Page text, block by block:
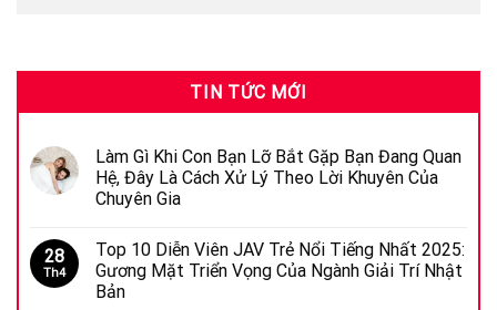
TIN TỨC MỚI
Làm Gì Khi Con Bạn Lỡ Bắt Gặp Bạn Đang Quan
Hệ, Đây Là Cách Xử Lý Theo Lời Khuyên Của
Chuyên Gia
28
Th4
Top 10 Diễn Viên JAV Trẻ Nổi Tiếng Nhất 2025:
Gương Mặt Triển Vọng Của Ngành Giải Trí Nhật
Bản